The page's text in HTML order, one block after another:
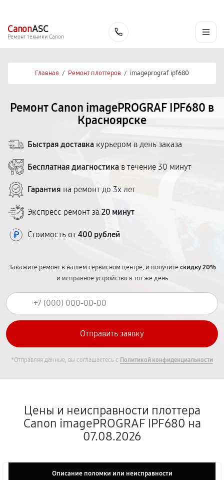
CanonASC
Ремонт техники Canon
Главная / Ремонт плоттеров / imageprograf ipf680
Ремонт Canon imagePROGRAF IPF680 в
Красноярске
Быстрая доставка курьером в день заказа
Бесплатная диагностика в течение 30 минут
Гарантия на ремонт до 3х лет
Экспресс ремонт за 20 минут
Стоимость от 400 рублей
Закажите ремонт в нашем сервисном центре, и получитескидку 20%
и исправное устройство в тот же день
*Отправляя данные, вы соглашаетесь с Политикой конфиденциальности
Цены и неисправности плоттера
Canon imagePROGRAF IPF680 на
07.08.2026
Описание поломки или неисправности